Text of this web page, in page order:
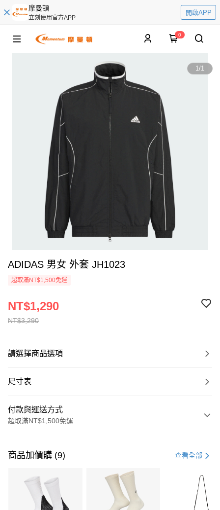
摩曼頓
立刻使用官方APP
開啟APP
0
1/1
ADIDAS 男女 外套 JH1023
超取滿NT$1,500免運
NT$3,290
NT$1,290
請選擇商品選項
尺寸表
付款與運送方式
超取滿NT$1,500免運
信用卡一次付款
3 期 0 利率 每期 21家銀行
合作金庫商業銀行
第一商業銀行
商品加價購 (9) 查看全部